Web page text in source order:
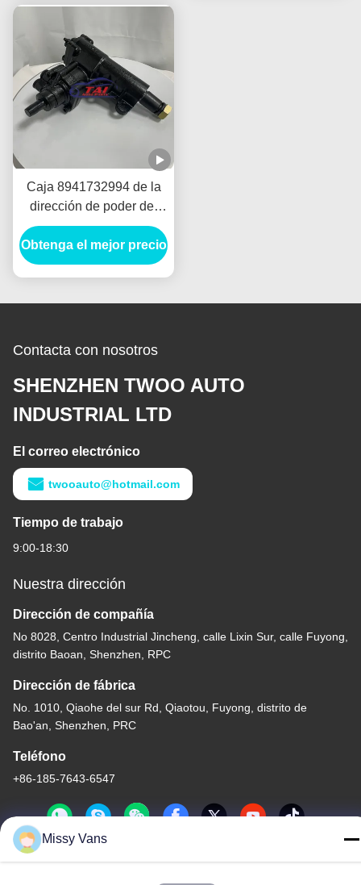
Caja 8941732994 de la
dirección de poder del
OEM para Isuzu Truck
Trooper Rodeo
Obtenga el mejor precio
Contacta con nosotros
SHENZHEN TWOO AUTO
INDUSTRIAL LTD
El correo electrónico
twooauto@hotmail.com
Tiempo de trabajo
9:00-18:30
Nuestra dirección
Dirección de compañía
No 8028, Centro Industrial Jincheng, calle Lixin Sur, calle Fuyong,
distrito Baoan, Shenzhen, RPC
Dirección de fábrica
No. 1010, Qiaohe del sur Rd, Qiaotou, Fuyong, distrito de
Bao'an, Shenzhen, PRC
Teléfono
+86-185-7643-6547
Missy Vans